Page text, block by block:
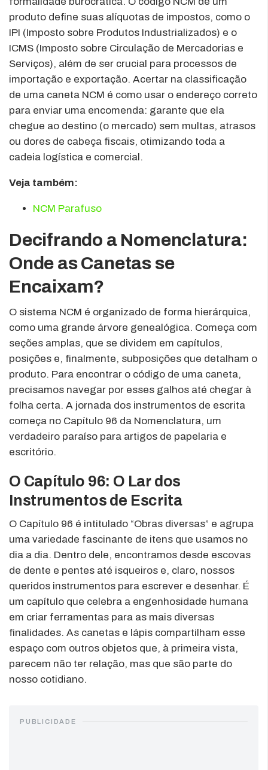
produto define suas alíquotas de impostos, como o
IPI (Imposto sobre Produtos Industrializados) e o
ICMS (Imposto sobre Circulação de Mercadorias e
Serviços), além de ser crucial para processos de
importação e exportação. Acertar na classificação
de uma caneta NCM é como usar o endereço correto
para enviar uma encomenda: garante que ela
chegue ao destino (o mercado) sem multas, atrasos
ou dores de cabeça fiscais, otimizando toda a
cadeia logística e comercial.
Veja também:
NCM Parafuso
Decifrando a Nomenclatura:
Onde as Canetas se
Encaixam?
O sistema NCM é organizado de forma hierárquica,
como uma grande árvore genealógica. Começa com
seções amplas, que se dividem em capítulos,
posições e, finalmente, subposições que detalham o
produto. Para encontrar o código de uma caneta,
precisamos navegar por esses galhos até chegar à
folha certa. A jornada dos instrumentos de escrita
começa no Capítulo 96 da Nomenclatura, um
verdadeiro paraíso para artigos de papelaria e
escritório.
O Capítulo 96: O Lar dos
Instrumentos de Escrita
O Capítulo 96 é intitulado “Obras diversas” e agrupa
uma variedade fascinante de itens que usamos no
dia a dia. Dentro dele, encontramos desde escovas
de dente e pentes até isqueiros e, claro, nossos
queridos instrumentos para escrever e desenhar. É
um capítulo que celebra a engenhosidade humana
em criar ferramentas para as mais diversas
finalidades. As canetas e lápis compartilham esse
espaço com outros objetos que, à primeira vista,
parecem não ter relação, mas que são parte do
nosso cotidiano.
PUBLICIDADE